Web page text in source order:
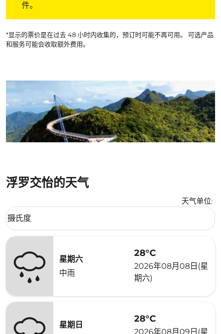
件。
*显示的票价是在过去 48 小时内收集的，预订时可能不再可用。 可选产品
和服务可能会收取额外费用。
浮罗交怡的天气
天气单位:
Weather unit option 摄氏度 Selected
摄氏度
keyboard_arrow_down
星期六
中雨
28°C
2026年08月08日(星
期六)
星期日
28°C
2026年08月09日(星